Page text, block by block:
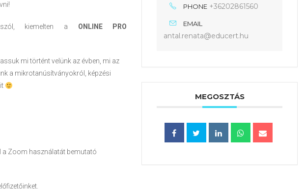
kiemelten a ONLINE PRO
mi történt velünk az évben, mi az
a mikrotanúsítványokról, képzési
a Zoom használatát bemutató
PHONE +36202861560
EMAIL
antal.renata@educert.hu
MEGOSZTÁS